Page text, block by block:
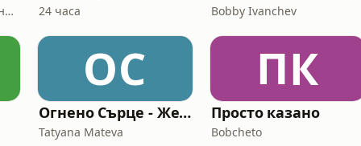
Ана Мария, Теодора Цончева 24 часа Bobby Ivanchev
ОС
Огнено Сърце - Жена в истината и силата си
Tatyana Mateva
ПК
Просто казано
Bobcheto